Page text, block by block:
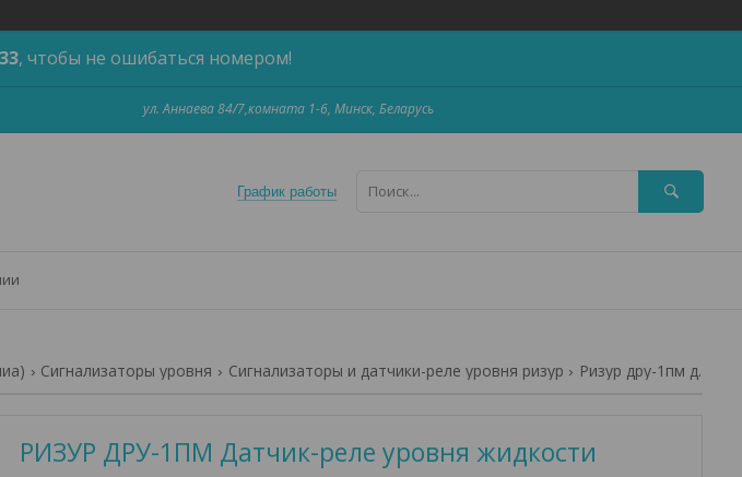
33, чтобы не ошибаться номером!
ул. Аннаева 84/7,комната 1-6, Минск, Беларусь
График работы
Сигнализаторы уровня Сигнализаторы и датчики-реле уровня ризур Ризур дру-1пм датчик-реле уровня жидкости
РИЗУР ДРУ-1ПМ Датчик-реле уровня жидкости